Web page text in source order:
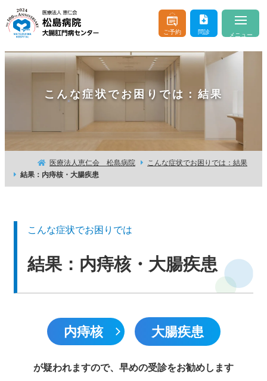
ご予約 問診 メニュー
当院について About
医師のご紹介 Doctor & Staff
Consultation
おなかやおしりの病気 Buttocks and Stomach
入院・お見舞い
交通アクセス
医療機関の方へ
English
こんな症状でお困りでは：結果
医療法人恵仁会 松島病院
こんな症状でお困りでは：結果
結果：内痔核・大腸疾患
こんな症状でお困りでは
結果：内痔核・大腸疾患
内痔核 大腸疾患
が疑われますので、早めの受診をお勧めします